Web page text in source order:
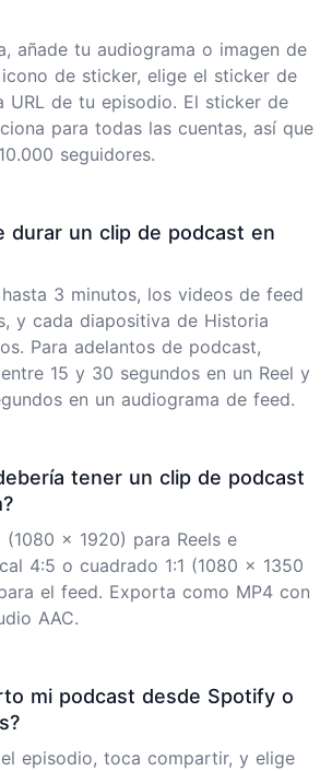
añade tu audiograma o imagen de
de sticker, elige el sticker de
URL de tu episodio. El sticker de
para todas las cuentas, así que
seguidores.
durar un clip de podcast en
3 minutos, los videos de feed
y cada diapositiva de Historia
Para adelantos de podcast,
15 y 30 segundos en un Reel y
en un audiograma de feed.
tener un clip de podcast
(1080 x 1920) para Reels e
4:5 o cuadrado 1:1 (1080 x 1350
el feed. Exporta como MP4 con
AAC.
mi podcast desde Spotify o
episodio, toca compartir, y elige